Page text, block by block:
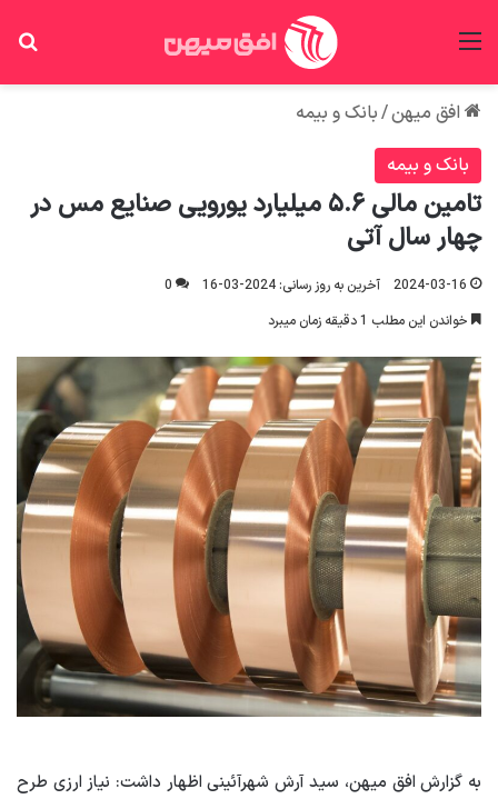
افق میهن/بانک و بیمه
بانک و بیمه
تامین مالی ۵.۶ میلیارد یورویی صنایع مس در
چهار سال آتی
2024-03-16 آخرین به روز رسانی: 2024-03-16
0
خواندن این مطلب 1 دقیقه زمان میبرد
به گزارش افق میهن، سید آرش شهرآئینی اظهار داشت: نیاز ارزی طرح